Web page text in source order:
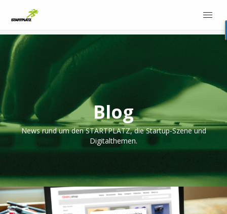
Blog
News rund um den STARTPLATZ, die Startup-Szene und
Digitalthemen.